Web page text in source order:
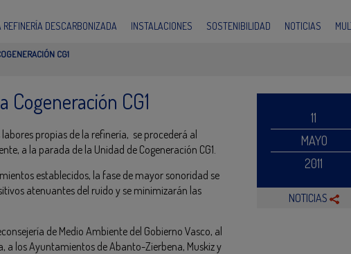
REFINERÍA DESCARBONIZADA INSTALACIONES SOSTENIBILIDAD NOTICIAS
CG1
CG1
propias de la refinería, se procederá al
a la parada de la Unidad de Cogeneración CG1.
establecidos, la fase de mayor sonoridad se
atenuantes del ruido y se minimizarán las
de Medio Ambiente del Gobierno Vasco, al
a los Ayuntamientos de Abanto-Zierbena, Muskiz y
11
MAYO
2011
NOTICIAS